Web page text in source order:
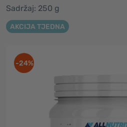
Sadržaj: 250 g
AKCIJA TJEDNA
-24%